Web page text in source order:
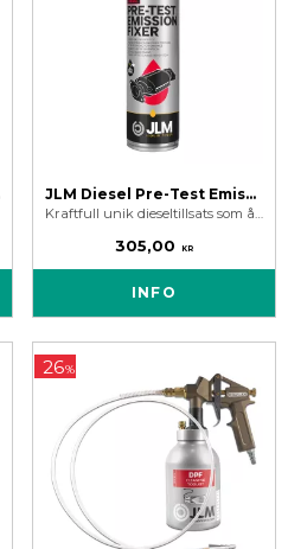
JLM Diesel Pre-Test Emission Fixer 250 ml
Kraftfull unik dieseltillsats som återställer snabbt katalysatorns korrekta funktion samt snabb avgasutsläppsminskning.
305,00 KR
INFO
26%